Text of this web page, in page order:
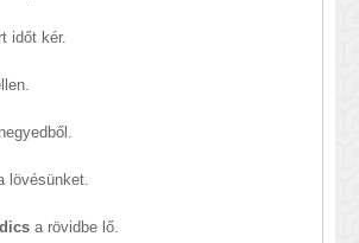
időt kér.
lövésünket.
a rövidbe lő.